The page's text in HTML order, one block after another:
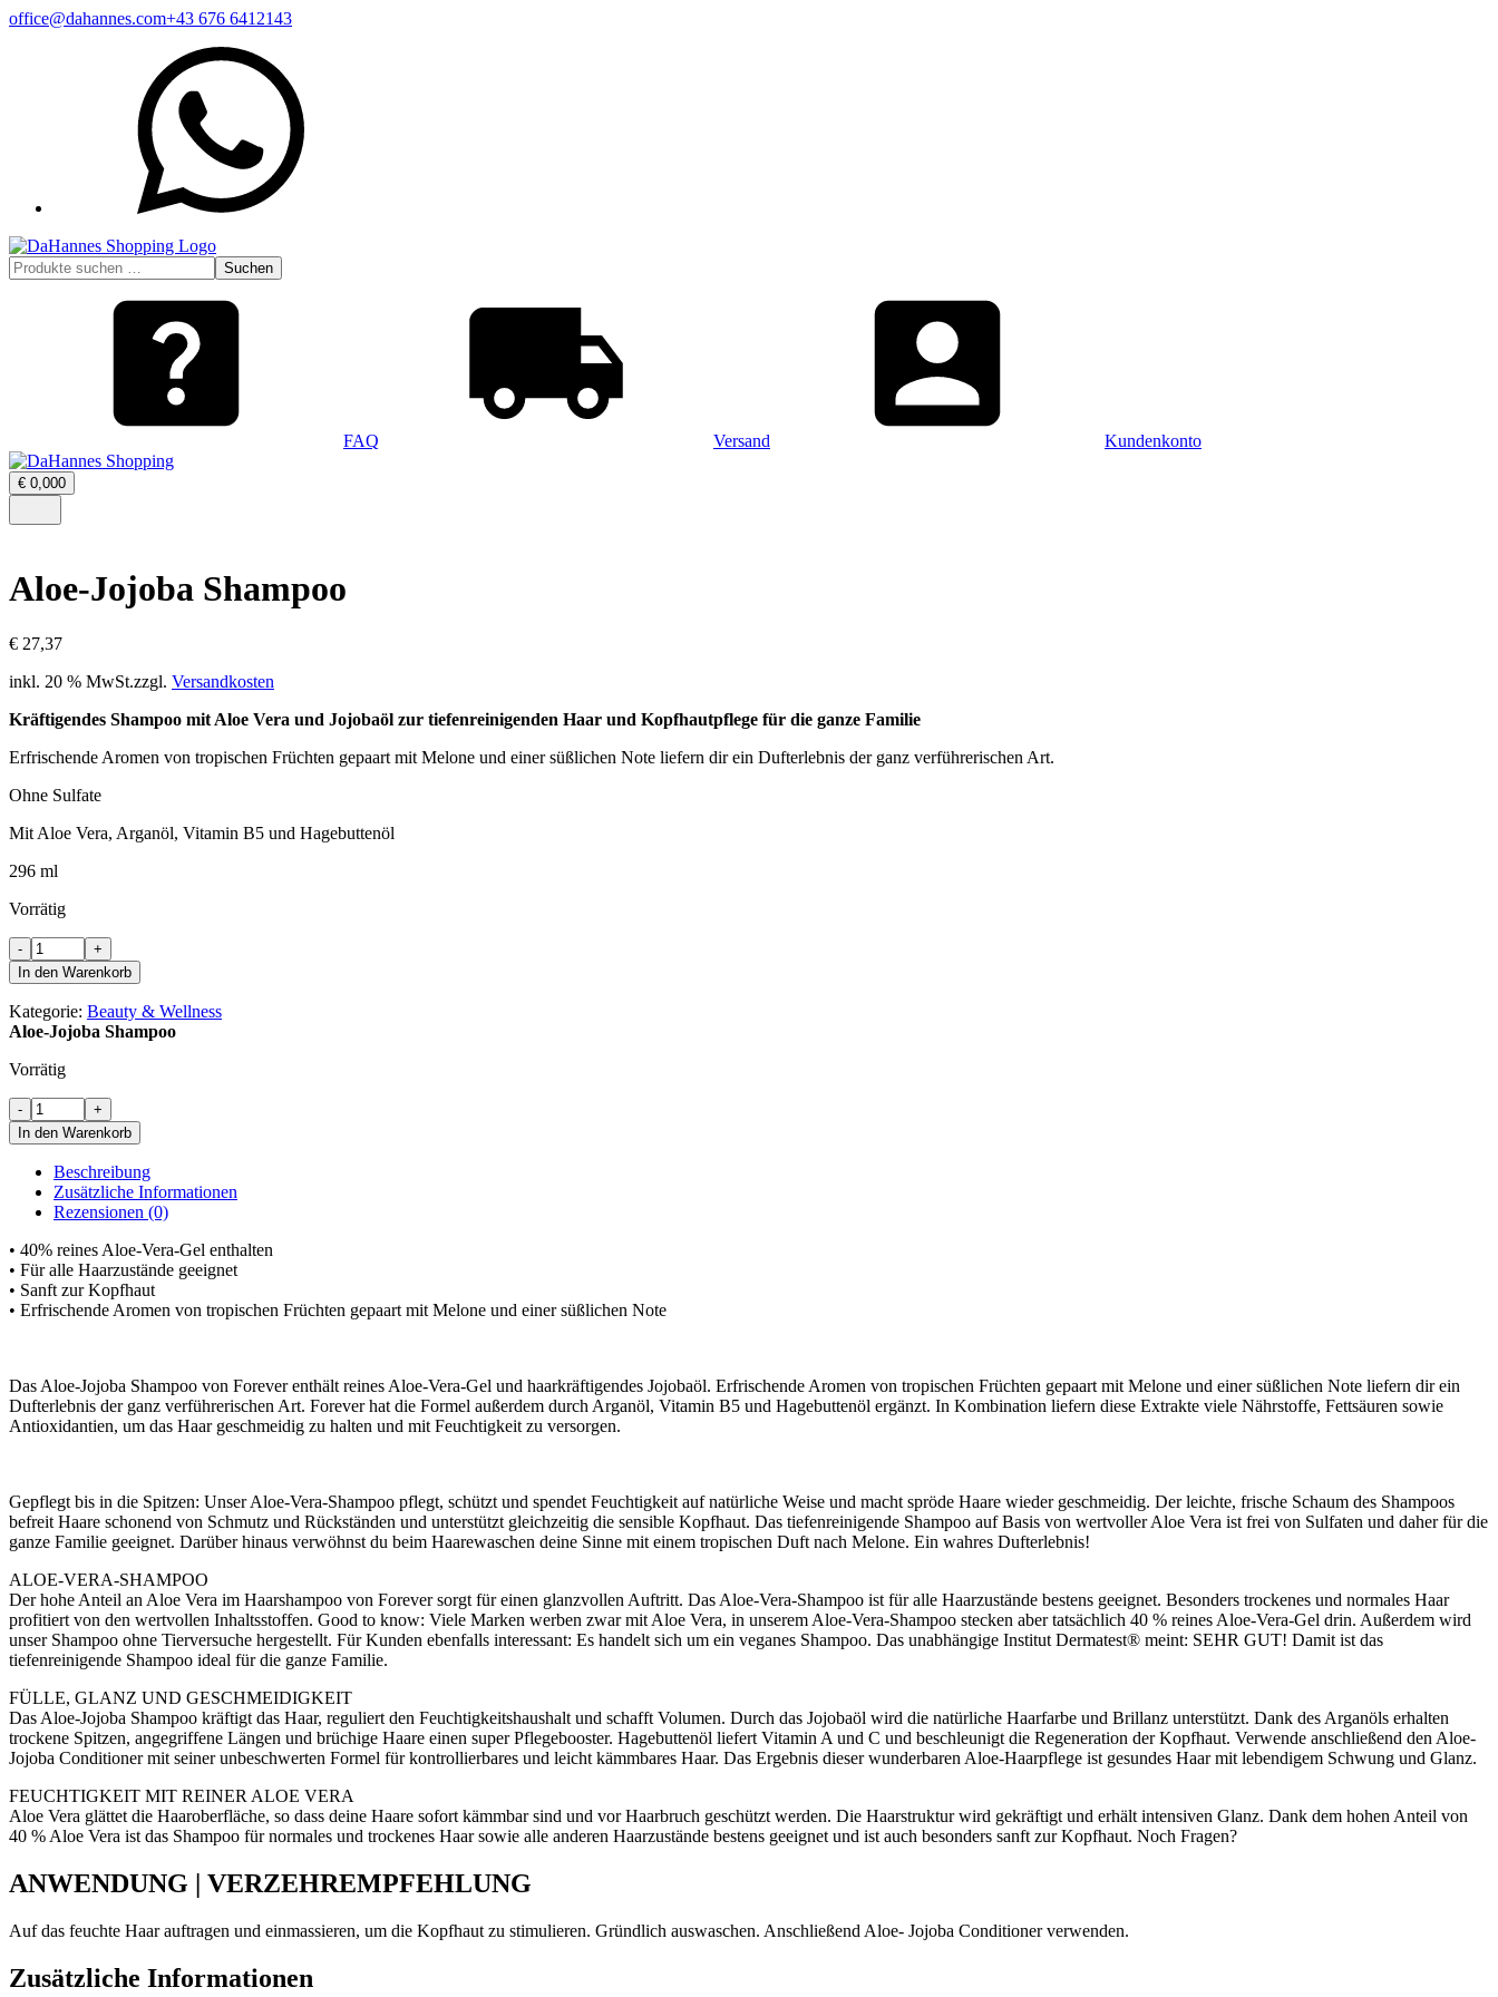
Zum
office@dahannes.com+43 676 6412143
Suchen
nach:
Suchen
FAQ Versand Kundenkonto
€ 0,000Warenkorb
öffnen
€0,00
Menü
Aloe-Jojoba Shampoo
€ 27,37
inkl. 20 % MwSt.zzgl. Versandkosten
Kräftigendes Shampoo mit Aloe Vera und Jojobaöl zur tiefenreinigenden Haar und Kopfhautpflege für die ganze Familie
Erfrischende Aromen von tropischen Früchten gepaart mit Melone und einer süßlichen Note liefern dir ein Dufterlebnis der ganz verführerischen Art.
Ohne Sulfate
Mit Aloe Vera, Arganöl, Vitamin B5 und Hagebuttenöl
296 ml
Vorrätig
Aloe-
Jojoba
Shampoo
Menge
-
+
In den Warenkorb
Kategorie: Beauty & Wellness
Aloe-Jojoba Shampoo
Vorrätig
Aloe-
Jojoba
Shampoo
Menge
-
+
In den Warenkorb
Beschreibung
Zusätzliche Informationen
Rezensionen (0)
• 40% reines Aloe-Vera-Gel enthalten
• Für alle Haarzustände geeignet
• Sanft zur Kopfhaut
• Erfrischende Aromen von tropischen Früchten gepaart mit Melone und einer süßlichen Note
Das Aloe-Jojoba Shampoo von Forever enthält reines Aloe-Vera-Gel und haarkräftigendes Jojobaöl. Erfrischende Aromen von tropischen Früchten gepaart mit Melone und einer süßlichen Note liefern dir ein
Dufterlebnis der ganz verführerischen Art. Forever hat die Formel außerdem durch Arganöl, Vitamin B5 und Hagebuttenöl ergänzt. In Kombination liefern diese Extrakte viele Nährstoffe, Fettsäuren sowie
Antioxidantien, um das Haar geschmeidig zu halten und mit Feuchtigkeit zu versorgen.
Gepflegt bis in die Spitzen: Unser Aloe-Vera-Shampoo pflegt, schützt und spendet Feuchtigkeit auf natürliche Weise und macht spröde Haare wieder geschmeidig. Der leichte, frische Schaum des Shampoos
befreit Haare schonend von Schmutz und Rückständen und unterstützt gleichzeitig die sensible Kopfhaut. Das tiefenreinigende Shampoo auf Basis von wertvoller Aloe Vera ist frei von Sulfaten und daher für die
ganze Familie geeignet. Darüber hinaus verwöhnst du beim Haarewaschen deine Sinne mit einem tropischen Duft nach Melone. Ein wahres Dufterlebnis!
ALOE-VERA-SHAMPOO
Der hohe Anteil an Aloe Vera im Haarshampoo von Forever sorgt für einen glanzvollen Auftritt. Das Aloe-Vera-Shampoo ist für alle Haarzustände bestens geeignet. Besonders trockenes und normales Haar
profitiert von den wertvollen Inhaltsstoffen. Good to know: Viele Marken werben zwar mit Aloe Vera, in unserem Aloe-Vera-Shampoo stecken aber tatsächlich 40 % reines Aloe-Vera-Gel drin. Außerdem wird
unser Shampoo ohne Tierversuche hergestellt. Für Kunden ebenfalls interessant: Es handelt sich um ein veganes Shampoo. Das unabhängige Institut Dermatest®️ meint: SEHR GUT! Damit ist das
tiefenreinigende Shampoo ideal für die ganze Familie.
FÜLLE, GLANZ UND GESCHMEIDIGKEIT
Das Aloe-Jojoba Shampoo kräftigt das Haar, reguliert den Feuchtigkeitshaushalt und schafft Volumen. Durch das Jojobaöl wird die natürliche Haarfarbe und Brillanz unterstützt. Dank des Arganöls erhalten
trockene Spitzen, angegriffene Längen und brüchige Haare einen super Pflegebooster. Hagebuttenöl liefert Vitamin A und C und beschleunigt die Regeneration der Kopfhaut. Verwende anschließend den Aloe-
Jojoba Conditioner mit seiner unbeschwerten Formel für kontrollierbares und leicht kämmbares Haar. Das Ergebnis dieser wunderbaren Aloe-Haarpflege ist gesundes Haar mit lebendigem Schwung und Glanz.
FEUCHTIGKEIT MIT REINER ALOE VERA
Aloe Vera glättet die Haaroberfläche, so dass deine Haare sofort kämmbar sind und vor Haarbruch geschützt werden. Die Haarstruktur wird gekräftigt und erhält intensiven Glanz. Dank dem hohen Anteil von
40 % Aloe Vera ist das Shampoo für normales und trockenes Haar sowie alle anderen Haarzustände bestens geeignet und ist auch besonders sanft zur Kopfhaut. Noch Fragen?
ANWENDUNG | VERZEHREMPFEHLUNG
Auf das feuchte Haar auftragen und einmassieren, um die Kopfhaut zu stimulieren. Gründlich auswaschen. Anschließend Aloe- Jojoba Conditioner verwenden.
Zusätzliche Informationen